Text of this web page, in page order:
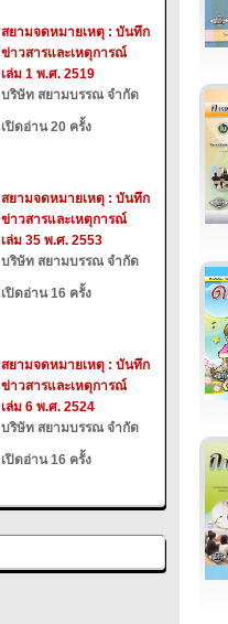
สยามจดหมายเหตุ : บันทึก
ข่าวสารและเหตุการณ์
เล่ม 1 พ.ศ. 2519
บริษัท สยามบรรณ จำกัด
เปิดอ่าน 20 ครั้ง
สยามจดหมายเหตุ : บันทึก
ข่าวสารและเหตุการณ์
เล่ม 35 พ.ศ. 2553
บริษัท สยามบรรณ จำกัด
เปิดอ่าน 16 ครั้ง
สยามจดหมายเหตุ : บันทึก
ข่าวสารและเหตุการณ์
เล่ม 6 พ.ศ. 2524
บริษัท สยามบรรณ จำกัด
เปิดอ่าน 16 ครั้ง